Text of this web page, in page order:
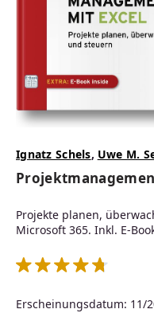
Ignatz Schels, Uwe M.
Projekte planen,
Microsoft 365. Inkl. E-
Erscheinungsdatum: 11/